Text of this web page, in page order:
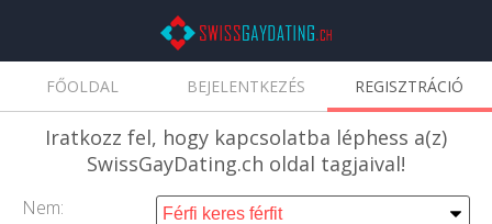
FŐOLDAL BEJELENTKEZÉS REGISZTRÁCIÓ
Iratkozz fel, hogy kapcsolatba léphess a(z)
SwissGayDating.ch oldal tagjaival!
Nem: